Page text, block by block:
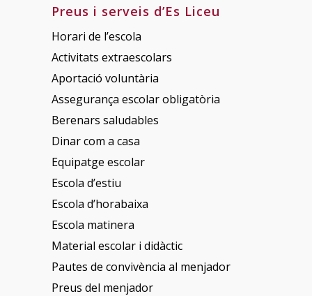
Preus i serveis d’Es Liceu
Horari de l’escola
Activitats extraescolars
Aportació voluntària
Assegurança escolar obligatòria
Berenars saludables
Dinar com a casa
Equipatge escolar
Escola d’estiu
Escola d’horabaixa
Escola matinera
Material escolar i didàctic
Pautes de convivència al menjador
Preus del menjador